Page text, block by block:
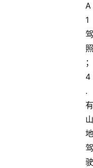
A
1
驾
照
；
4
.
有
山
地
驾
驶